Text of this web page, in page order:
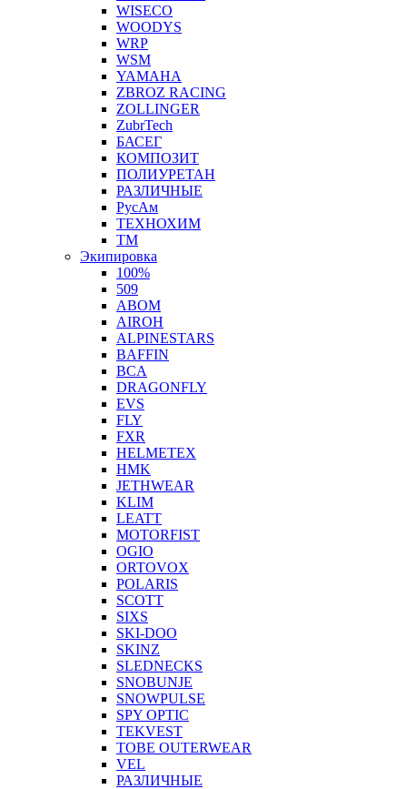
WISECO
WOODYS
WRP
WSM
YAMAHA
ZBROZ RACING
ZOLLINGER
ZubrTech
БАСЕГ
КОМПОЗИТ
ПОЛИУРЕТАН
РАЗЛИЧНЫЕ
РусАм
ТЕХНОХИМ
ТМ
Экипировка
100%
509
ABOM
AIROH
ALPINESTARS
BAFFIN
BCA
DRAGONFLY
EVS
FLY
FXR
HELMETEX
HMK
JETHWEAR
KLIM
LEATT
MOTORFIST
OGIO
ORTOVOX
POLARIS
SCOTT
SIXS
SKI-DOO
SKINZ
SLEDNECKS
SNOBUNJE
SNOWPULSE
SPY OPTIC
TEKVEST
TOBE OUTERWEAR
VEL
РАЗЛИЧНЫЕ